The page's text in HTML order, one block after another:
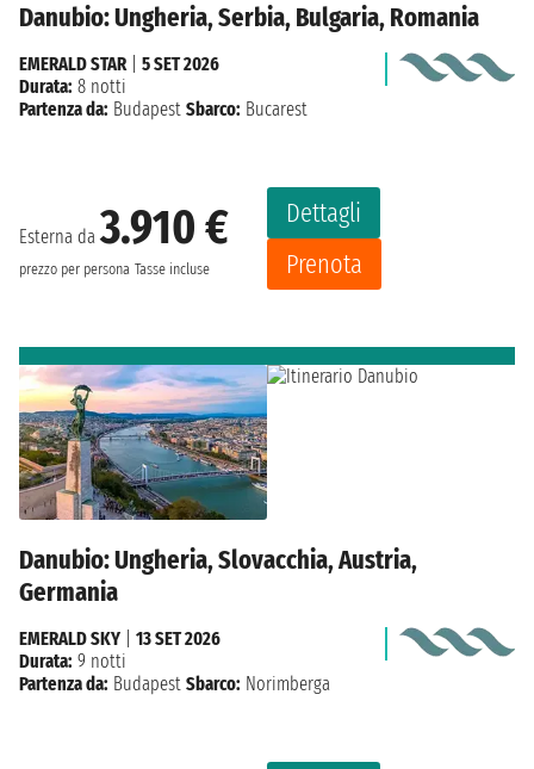
Danubio: Ungheria, Serbia, Bulgaria, Romania
Esterna da3.910 €
prezzo per persona Tasse incluse
Dettagli
Prenota
EMERALD STAR| 5 SET 2026
Durata: 8 notti
Partenza da: Budapest Sbarco: Bucarest
Danubio: Ungheria, Slovacchia, Austria,
Germania
EMERALD SKY
13 SET 2026
Durata: 9 notti
Partenza da: Budapest Sbarco: Norimberga